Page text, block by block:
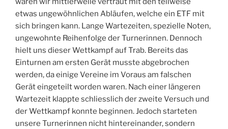
etwas ungewöhnlichen Abläufen, welche ein ETF mit
sich bringen kann. Lange Wartezeiten, spezielle Noten,
ungewohnte Reihenfolge der Turnerinnen. Dennoch
hielt uns dieser Wettkampf auf Trab. Bereits das
Einturnen am ersten Gerät musste abgebrochen
werden, da einige Vereine im Voraus am falschen
Gerät eingeteilt worden waren. Nach einer längeren
Wartezeit klappte schliesslich der zweite Versuch und
der Wettkampf konnte beginnen. Jedoch starteten
unsere Turnerinnen nicht hintereinander, sondern